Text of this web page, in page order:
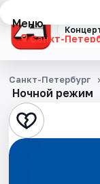
Меню
Санкт-
Концерты
Театр
Стендап
Ночной режим
Санкт-Петербург